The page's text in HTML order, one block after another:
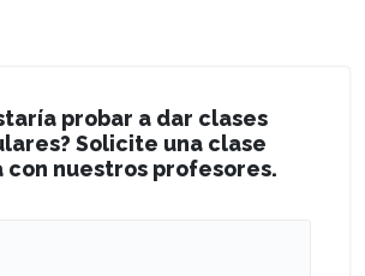
probar a dar clases
Solicite una clase
nuestros profesores.